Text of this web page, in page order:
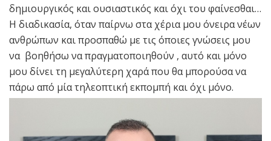
δημιουργικός και ουσιαστικός και όχι του φαίνεσθαι…
Η διαδικασία, όταν παίρνω στα χέρια μου όνειρα νέων
ανθρώπων και προσπαθώ με τις όποιες γνώσεις μου
να βοηθήσω να πραγματοποιηθούν , αυτό και μόνο
μου δίνει τη μεγαλύτερη χαρά που θα μπορούσα να
πάρω από μία τηλεοπτική εκπομπή και όχι μόνο.